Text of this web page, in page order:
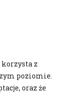
z
poziomie.
oraz że